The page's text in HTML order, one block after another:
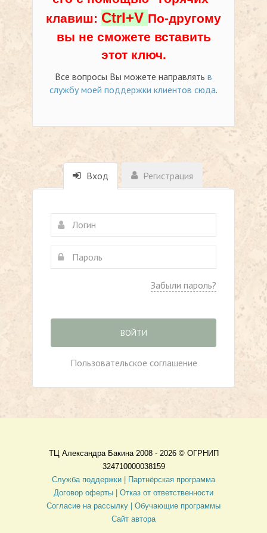
клавиш: Ctrl+V По-другому
вы не сможете вставить
этот ключ.
Все вопросы Вы можете направлять в
службу моей поддержки клиентов сюда.
Вход Регистрация
Забыли пароль?
ВОЙТИ
Пользовательское соглашение
ТЦ Александра Бакина 2008 - 2026 © ОГРНИП
324710000038159
Служба поддержки |
Партнёрская программа
Договор оферты
| Отказ от ответственности
Согласие на рассылку | Обучающие программы
Сайт автора